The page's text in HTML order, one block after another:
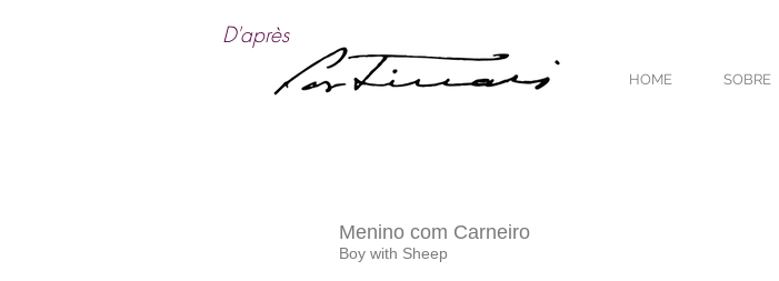
D'après
HOME SOBRE
Menino com Carneiro
Boy with Sheep